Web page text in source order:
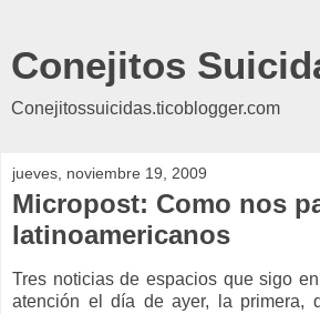
Conejitos
Conejitossuicidas.ticoblogger.com
jueves, noviembre 19, 2009
Micropost: Como nos
latinoamericanos
Tres noticias de espacios que sigo
atención el día de ayer, la primera,